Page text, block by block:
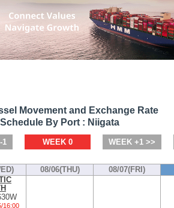
Movement and Exchange Rate
Schedule By Port : Niigata
1 WEEK 0 WEEK +1 >>
08/06(THU) 08/07(FRI)
16:00